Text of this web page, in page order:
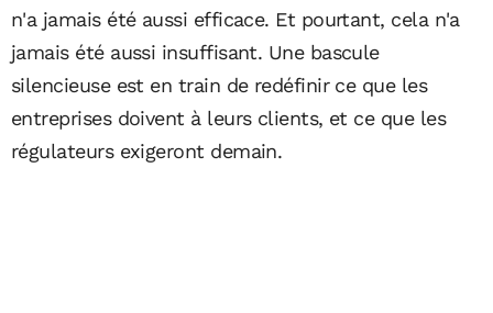
n'a jamais été aussi efficace. Et pourtant, cela n'a
jamais été aussi insuffisant. Une bascule
silencieuse est en train de redéfinir ce que les
entreprises doivent à leurs clients, et ce que les
régulateurs exigeront demain.